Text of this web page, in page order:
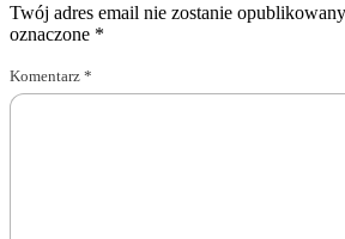
Twój adres email nie zostanie
oznaczone *
Komentarz *